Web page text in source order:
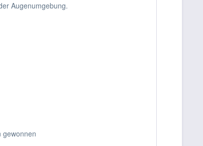
Augenumgebung.
gewonnen